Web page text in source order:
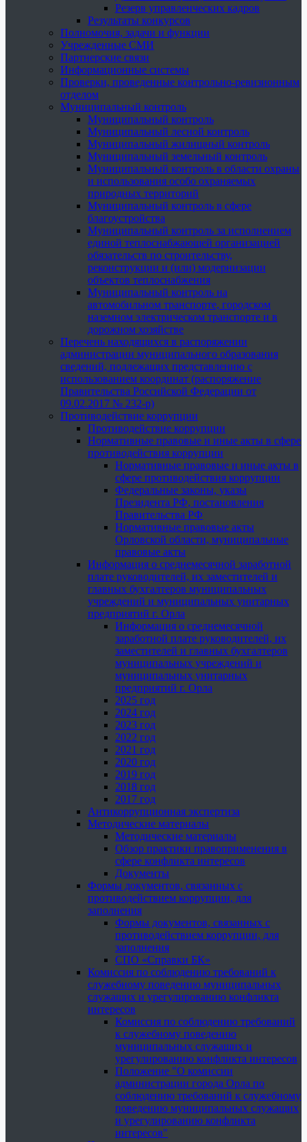
Резерв управленческих кадров
Результаты конкурсов
Полномочия, задачи и функции
Учрежденные СМИ
Партнерские связи
Информационные системы
Проверки, проведенные контрольно-ревизионным
отделом
Муниципальный контроль
Муниципальный контроль
Муниципальный лесной контроль
Муниципальный жилищный контроль
Муниципальный земельный контроль
Муниципальный контроль в области охраны
и использования особо охраняемых
природных территорий
Муниципальный контроль в сфере
благоустройства
Муниципальный контроль за исполнением
единой теплоснабжающей организацией
обязательств по строительству,
реконструкции и (или) модернизации
объектов теплоснабжения
Муниципальный контроль на
автомобильном транспорте, городском
наземном электрическом транспорте и в
дорожном хозяйстве
Перечень находящихся в распоряжении
администрации муниципального образования
сведений, подлежащих представлению с
использованием координат (распоряжение
Правительства Российской Федерации от
09.02.2017 № 232-р)
Противодействие коррупции
Противодействие коррупции
Нормативные правовые и иные акты в сфере
противодействия коррупции
Нормативные правовые и иные акты в
сфере противодействия коррупции
Федеральные законы, указы
Президента РФ, постановления
Правительства РФ
Нормативные правовые акты
Орловской области, муниципальные
правовые акты
Информация о среднемесячной заработной
плате руководителей, их заместителей и
главных бухгалтеров муниципальных
учреждений и муниципальных унитарных
предприятий г. Орла
Информация о среднемесячной
заработной плате руководителей, их
заместителей и главных бухгалтеров
муниципальных учреждений и
муниципальных унитарных
предприятий г. Орла
2025 год
2024 год
2023 год
2022 год
2021 год
2020 год
2019 год
2018 год
2017 год
Антикоррупционная экспертиза
Методические материалы
Методические материалы
Обзор практики правоприменения в
сфере конфликта интересов
Документы
Формы документов, связанных с
противодействием коррупции, для
заполнения
Формы документов, связанных с
противодействием коррупции, для
заполнения
СПО «Справки БК»
Комиссия по соблюдению требований к
служебному поведению муниципальных
служащих и урегулированию конфликта
интересов
Комиссия по соблюдению требований
к служебному поведению
муниципальных служащих и
урегулированию конфликта интересов
Положение "О комиссии
администрации города Орла по
соблюдению требований к служебному
поведению муниципальных служащих
и урегулированию конфликта
интересов"